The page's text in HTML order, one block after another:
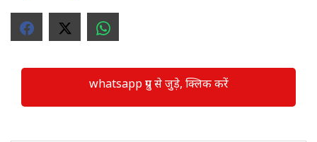
whatsapp ग्रुप से जुड़े, क्लिक करें